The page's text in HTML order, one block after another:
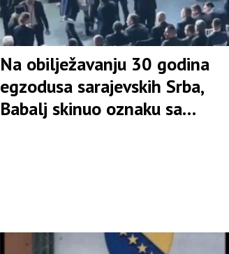
Na obilježavanju 30 godina
egzodusa sarajevskih Srba,
Babalj skinuo oznaku sa